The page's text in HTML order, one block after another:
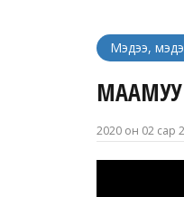
Мэдээ,
МААМУУ
2020 он 02 сар